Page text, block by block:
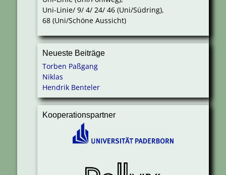
Uni-Linie/ 9/ 4/ 24/ 46 (Uni/Südring),
68 (Uni/Schöne Aussicht)
Neueste Beiträge
Torben Paßgang
Niklas
Hendrik Benteler
Kooperationspartner